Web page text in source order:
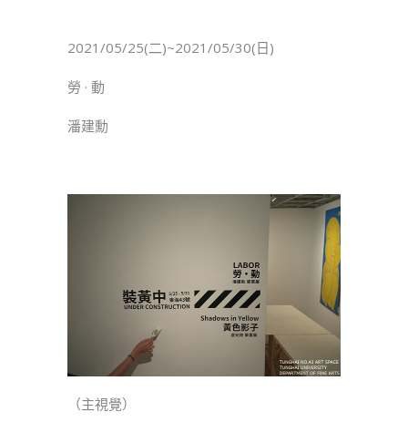
2021/05/25(二)~2021/05/30(日)
勞 · 動
潘建勳
（主視覺）